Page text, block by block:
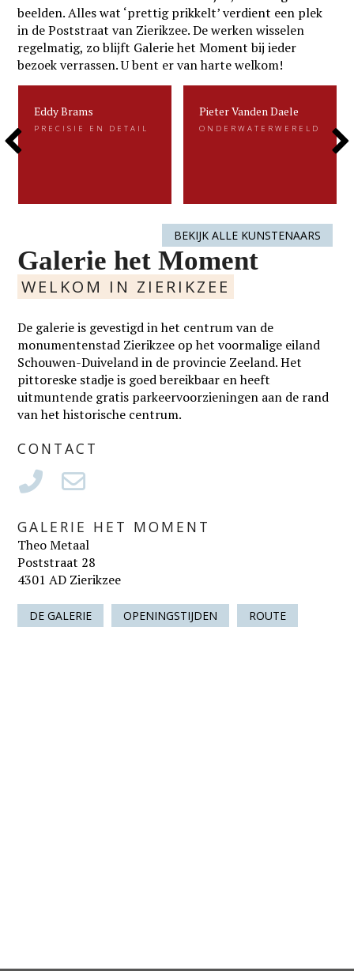
beelden. Alles wat ‘prettig prikkelt’ verdient een plek
in de Poststraat van Zierikzee. De werken wisselen
regelmatig, zo blijft Galerie het Moment bij ieder
bezoek verrassen. U bent er van harte welkom!
Eddy Brams
PRECISIE EN DETAIL
Pieter Vanden Daele
ONDERWATERWERELD
Pieter Vanden Daele
Next
BEKIJK ALLE KUNSTENAARS
Galerie het Moment
WELKOM IN ZIERIKZEE
De galerie is gevestigd in het centrum van de
monumentenstad Zierikzee op het voormalige eiland
Schouwen-Duiveland in de provincie Zeeland. Het
pittoreske stadje is goed bereikbaar en heeft
uitmuntende gratis parkeervoorzieningen aan de rand
van het historische centrum.
CONTACT
GALERIE HET MOMENT
Theo Metaal
Poststraat 28
4301 AD Zierikzee
DE GALERIE OPENINGSTIJDEN ROUTE